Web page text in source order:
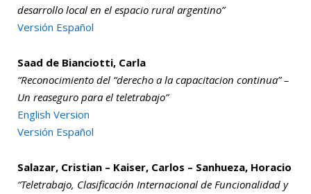
desarrollo local en el espacio rural argentino”
Versión Español
Saad de Bianciotti, Carla
“Reconocimiento del “derecho a la capacitacion continua” –
Un reaseguro para el teletrabajo”
English Version
Versión Español
Salazar, Cristian – Kaiser, Carlos – Sanhueza, Horacio
“Teletrabajo, Clasificación Internacional de Funcionalidad y